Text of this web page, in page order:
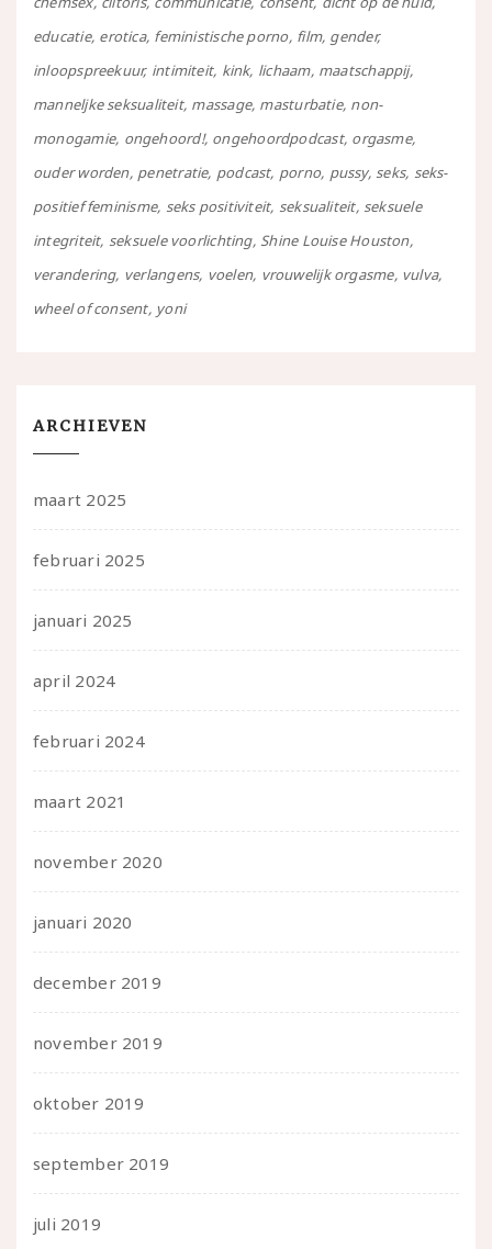
educatie erotica feministische porno film gender
inloopspreekuur intimiteit kink lichaam maatschappij
manneljke seksualiteit massage masturbatie non-
monogamie ongehoord! ongehoordpodcast orgasme
ouder worden penetratie podcast porno pussy seks seks-
positief feminisme seks positiviteit seksualiteit seksuele
integriteit seksuele voorlichting Shine Louise Houston
verandering verlangens voelen vrouwelijk orgasme vulva
wheel of consent yoni
ARCHIEVEN
maart 2025
februari 2025
januari 2025
april 2024
februari 2024
maart 2021
november 2020
januari 2020
december 2019
november 2019
oktober 2019
september 2019
juli 2019